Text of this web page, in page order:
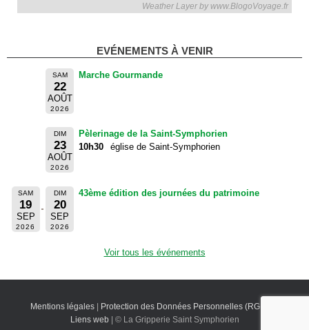
Weather Layer by www.BlogoVoyage.fr
EVÉNEMENTS À VENIR
SAM
22
AOÛT
2026
Marche Gourmande
DIM
23
AOÛT
2026
Pèlerinage de la Saint-Symphorien
10h30
église de Saint-Symphorien
SAM
19
SEP
2026
DIM
20
SEP
2026
43ème édition des journées du patrimoine
Voir tous les événements
Mentions légales | Protection des Données Personnelles (RGPD)
Liens web| © La Gripperie Saint Symphorien